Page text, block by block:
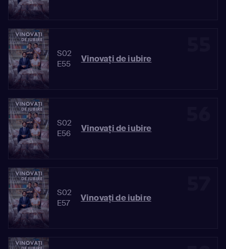
S02
E55
Vinovaţi de iubire
S02
E56
Vinovaţi de iubire
S02
E57
Vinovaţi de iubire